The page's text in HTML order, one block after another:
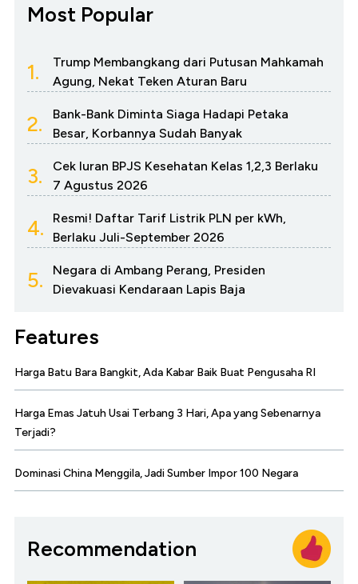
Most Popular
1.
Trump Membangkang dari Putusan Mahkamah
Agung, Nekat Teken Aturan Baru
2.
Bank-Bank Diminta Siaga Hadapi Petaka
Besar, Korbannya Sudah Banyak
3.
Cek Iuran BPJS Kesehatan Kelas 1,2,3 Berlaku
7 Agustus 2026
4.
Resmi! Daftar Tarif Listrik PLN per kWh,
Berlaku Juli-September 2026
5.
Negara di Ambang Perang, Presiden
Dievakuasi Kendaraan Lapis Baja
Features
Harga Batu Bara Bangkit, Ada Kabar Baik Buat Pengusaha RI
Harga Emas Jatuh Usai Terbang 3 Hari, Apa yang Sebenarnya
Terjadi?
Dominasi China Menggila, Jadi Sumber Impor 100 Negara
Recommendation